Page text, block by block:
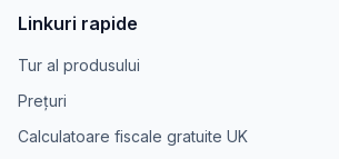
Linkuri rapide
Tur al produsului
Prețuri
Calculatoare fiscale gratuite UK